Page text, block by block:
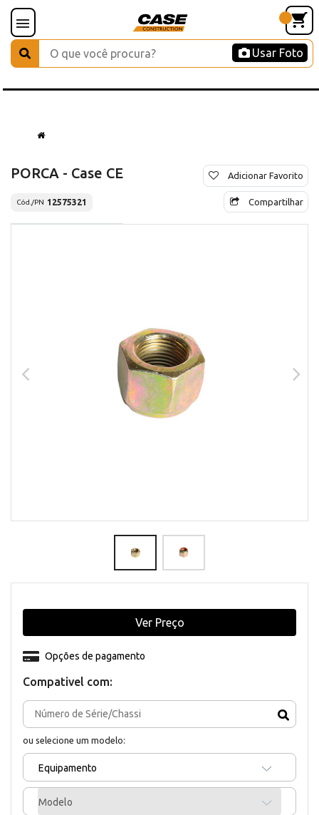
Usar Foto
PORCA - Case CE
Cód./PN 12575321
Adicionar Favorito
Compartilhar
Compativel com:
ou selecione um modelo:
Equipamento
Modelo
Opções de pagamento
Ver Preço